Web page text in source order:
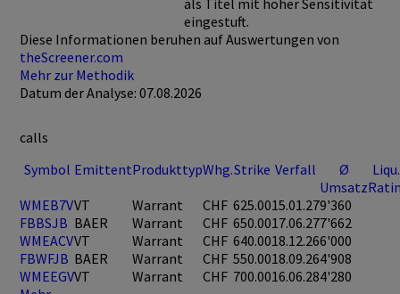
als Titel mit hoher Sensitivität
eingestuft.
Diese Informationen beruhen auf Auswertungen von
theScreener.com
Mehr zur Methodik
Datum der Analyse: 07.08.2026
calls
Symbol EmittentProdukttypWhg.Strike Verfall
Ø
Umsatz
WMEB7VVT Warrant CHF 625.0015.01.279'360
FBBSJB BAER Warrant CHF 650.0017.06.277'662
WMEACVVT Warrant CHF 640.0018.12.266'000
FBWFJB BAER Warrant CHF 550.0018.09.264'908
WMEEGVVT Warrant CHF 700.0016.06.284'280